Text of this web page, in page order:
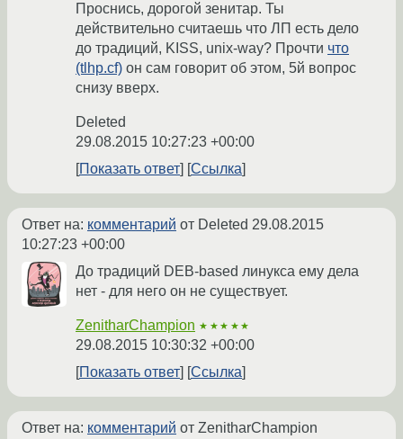
Проснись, дорогой зенитар. Ты
действительно считаешь что ЛП есть дело
до традиций, KISS, unix-way? Прочти что
(tlhp.cf) он сам говорит об этом, 5й вопрос
снизу вверх.
Deleted
29.08.2015 10:27:23 +00:00
Показать ответ
Ссылка
Ответ на: комментарий от Deleted 29.08.2015
10:27:23 +00:00
До традиций DEB-based линукса ему дела
нет - для него он не существует.
ZenitharChampion ★★★★★
29.08.2015 10:30:32 +00:00
Показать ответ
Ссылка
Ответ на: комментарий от ZenitharChampion